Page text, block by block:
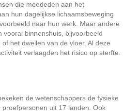
die meededen aan het
hun dagelijkse lichaamsbeweging
naar hun werk. Maar andere
vooral binnenshuis, bijvoorbeeld
het dweilen van de vloer. Al deze
verlaagden het risico op sterfte.
de wetenschappers de fysieke
uit 17 landen. Ook